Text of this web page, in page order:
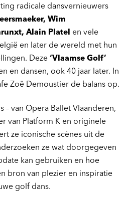
radicale dansvernieuwers
Wim
Alain Platel
en vele
en later de wereld met hun
Deze ‘Vlaamse Golf’
en dansen, ook 40 jaar later. In
Zoë Demoustier de balans op.
– van Opera Ballet Vlaanderen,
van Platform K en originele
ze iconische scènes uit de
ze wat doorgegeven
kan gebruiken en hoe
bron van plezier en inspiratie
golf dans.